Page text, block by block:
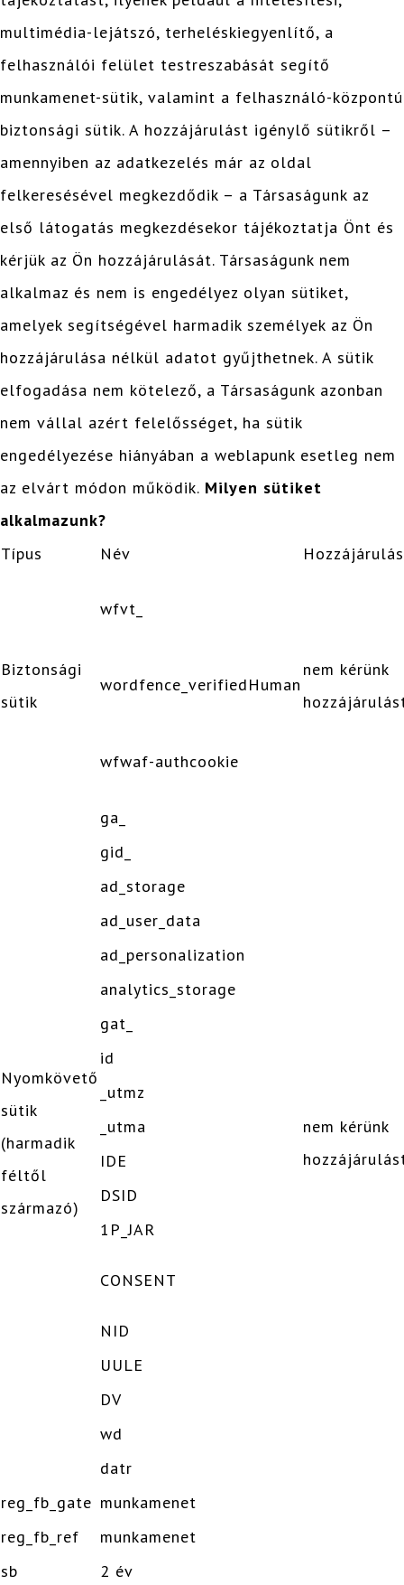
multimédia-lejátszó, terheléskiegyenlítő, a
felhasználói felület testreszabását segítő
munkamenet-sütik, valamint a felhasználó-központú
biztonsági sütik. A hozzájárulást igénylő sütikről –
amennyiben az adatkezelés már az oldal
felkeresésével megkezdődik – a Társaságunk az
első látogatás megkezdésekor tájékoztatja Önt és
kérjük az Ön hozzájárulását. Társaságunk nem
alkalmaz és nem is engedélyez olyan sütiket,
amelyek segítségével harmadik személyek az Ön
hozzájárulása nélkül adatot gyűjthetnek. A sütik
elfogadása nem kötelező, a Társaságunk azonban
nem vállal azért felelősséget, ha sütik
engedélyezése hiányában a weblapunk esetleg nem
az elvárt módon működik. Milyen sütiket
alkalmazunk?
Típus
Név Hozzájárulás
Biztonsági
sütik
wfvt_
nem kérünk
wordfence_verifiedHuman
wfwaf-authcookie
Nyomkövető
sütik
(harmadik
féltől
származó)
ga_
nem kérünk
gid_
ad_storage
ad_user_data
ad_personalization
analytics_storage
gat_
id
_utmz
_utma
IDE
DSID
1P_JAR
CONSENT
NID
UULE
DV
wd
datr
reg_fb_gate munkamenet
reg_fb_ref
munkamenet
sb
2 év